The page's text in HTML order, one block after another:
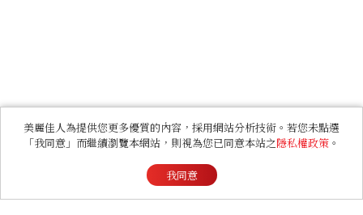
美麗佳人為提供您更多優質的內容，採用網站分析技術。若您未點選
「我同意」而繼續瀏覽本網站，則視為您已同意本站之隱私權政策 。
我同意